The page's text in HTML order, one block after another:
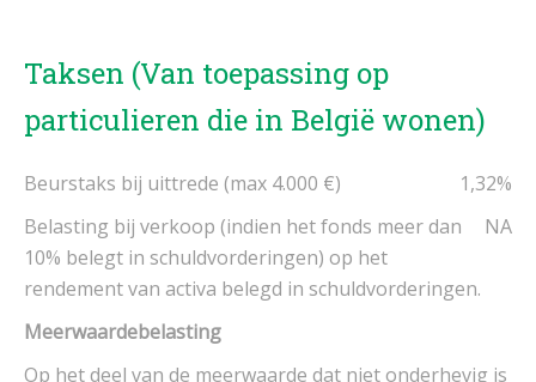
Taksen (Van toepassing op
particulieren die in België wonen)
Beurstaks bij uittrede (max 4.000 €)
1,32%
Belasting bij verkoop (indien het fonds meer dan
10% belegt in schuldvorderingen) op het
rendement van activa belegd in schuldvorderingen.
NA
Meerwaardebelasting
Op het deel van de meerwaarde dat niet onderhevig is